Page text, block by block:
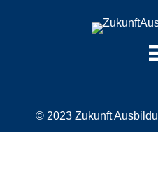
© 2023 Zukunft